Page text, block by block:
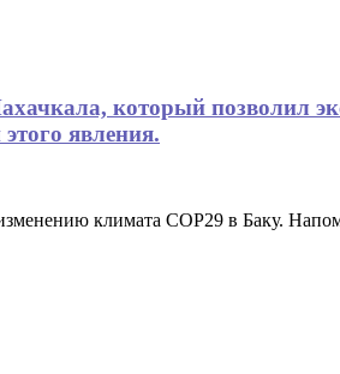
который позволил
явления.
климата COP29 в Баку.